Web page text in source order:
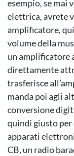
esempio, se mai
elettrica, avrete
amplificatore,
volume della
un amplificatore
direttamente
trasferisce
manda poi agli
conversione
quindi giusto per
apparati
CB, un radio